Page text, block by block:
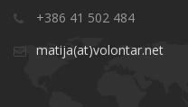
+386 41 502 484
matija(at)volontar.net